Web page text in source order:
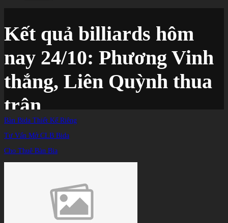
Kết quả billiards hôm
nay 24/10: Phương Vinh
thắng, Liên Quỳnh thua
trận
TIN TỨC
Bàn Bida Thiết Kế Riêng
Tư Vấn Mở CLB Bida
Cho Thuê Bàn Bia